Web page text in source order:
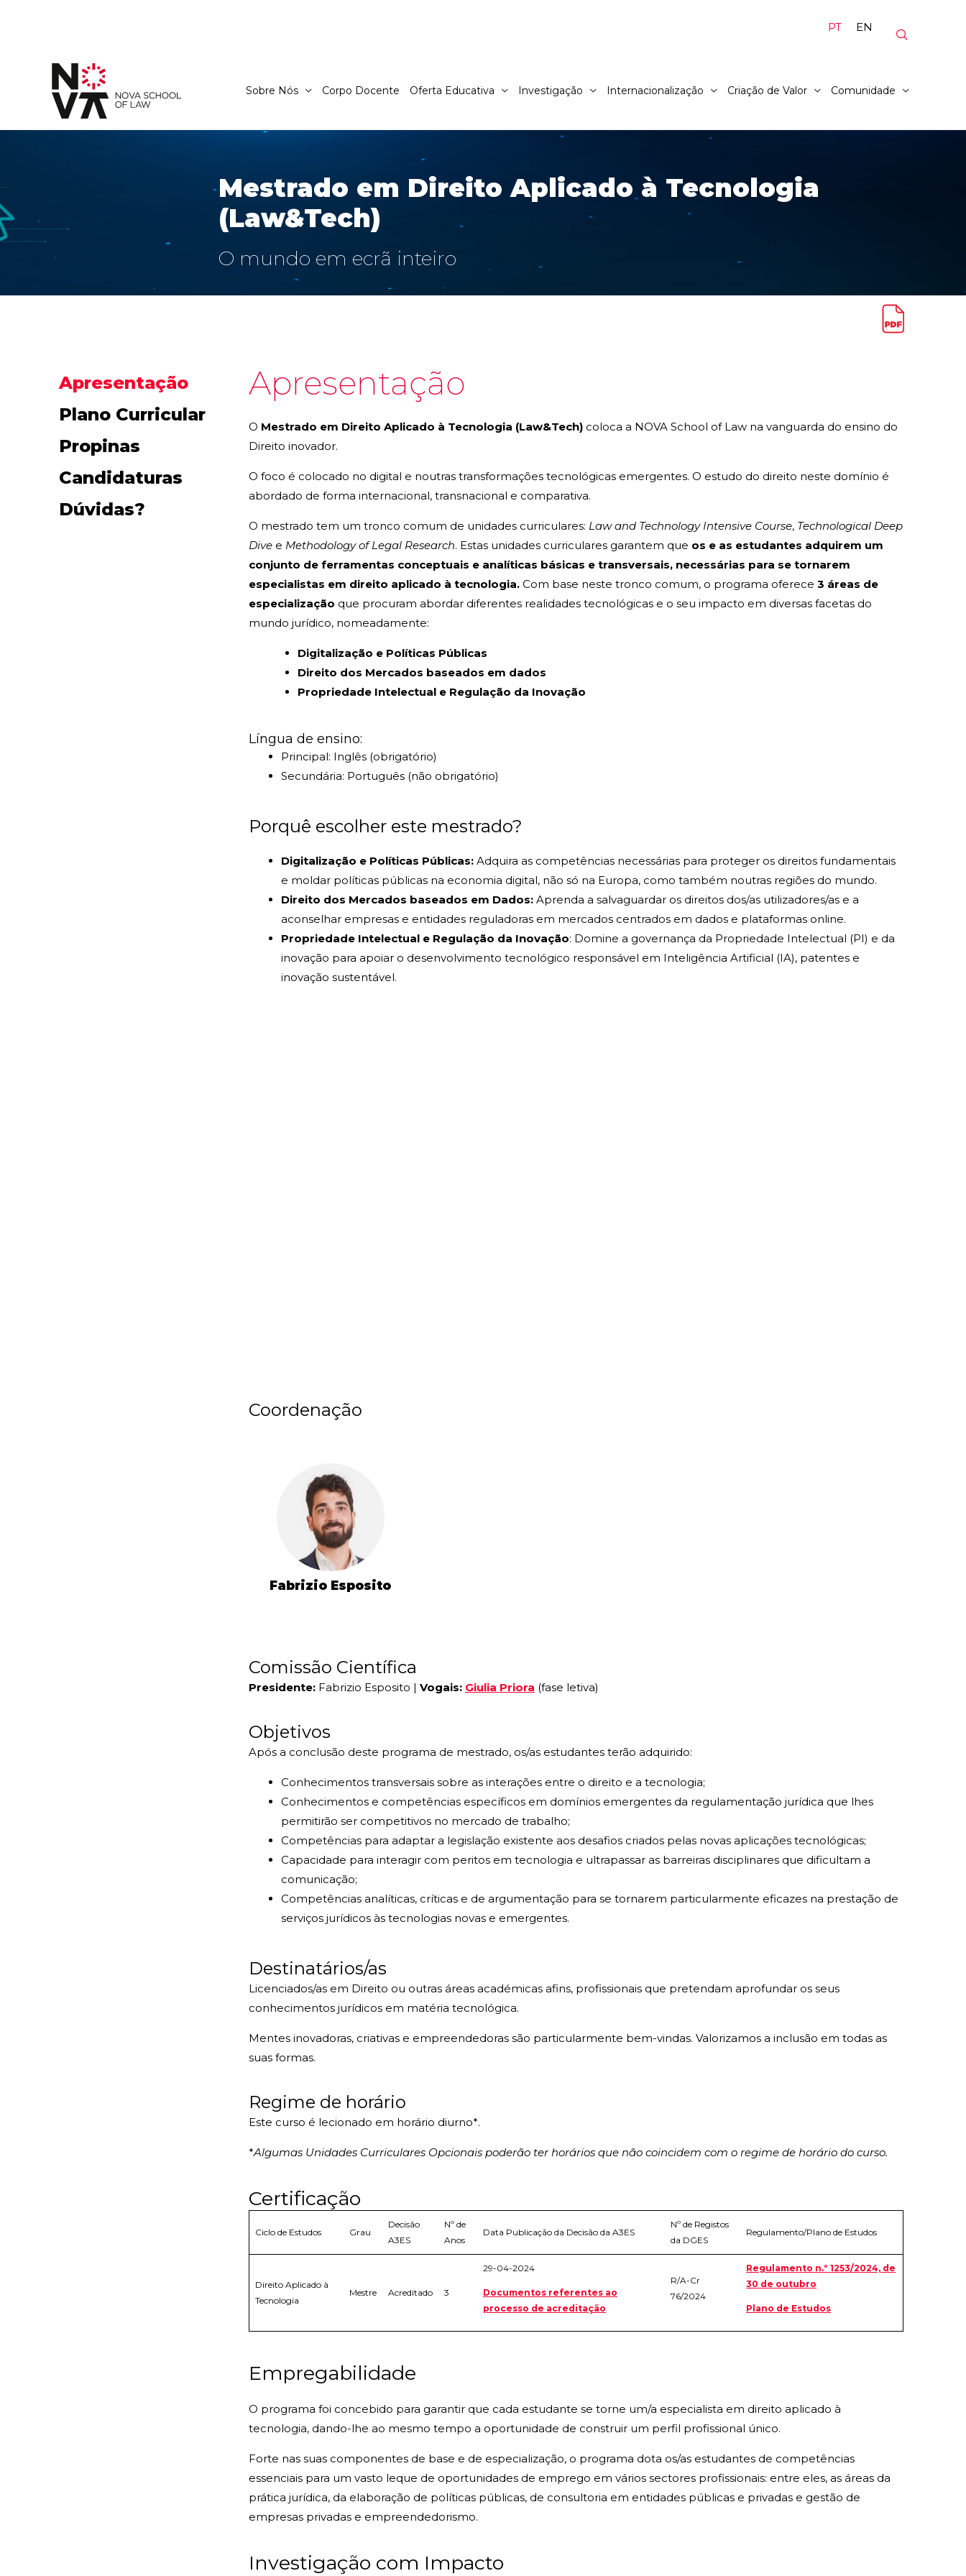
PT EN
Sobre Nós Corpo Docente Oferta Educativa Investigação Internacionalização Criação de Valor Comunidade
Mestrado em Direito Aplicado à Tecnologia
(Law&Tech)
O mundo em ecrã inteiro
Apresentação
Plano Curricular
Propinas
Candidaturas
Dúvidas?
Apresentação
O Mestrado em Direito Aplicado à Tecnologia (Law&Tech) coloca a NOVA School of Law na vanguarda do ensino do
Direito inovador.
O foco é colocado no digital e noutras transformações tecnológicas emergentes. O estudo do direito neste domínio é
abordado de forma internacional, transnacional e comparativa.
O mestrado tem um tronco comum de unidades curriculares: Law and Technology Intensive Course, Technological Deep
Dive e Methodology of Legal Research. Estas unidades curriculares garantem que os e as estudantes adquirem um
conjunto de ferramentas conceptuais e analíticas básicas e transversais, necessárias para se tornarem
especialistas em direito aplicado à tecnologia. Com base neste tronco comum, o programa oferece 3 áreas de
especialização que procuram abordar diferentes realidades tecnológicas e o seu impacto em diversas facetas do
mundo jurídico, nomeadamente:
Digitalização e Políticas Públicas
Direito dos Mercados baseados em dados
Propriedade Intelectual e Regulação da Inovação
Língua de ensino:
Principal: Inglês (obrigatório)
Secundária: Português (não obrigatório)
Porquê escolher este mestrado?
Digitalização e Políticas Públicas: Adquira as competências necessárias para proteger os direitos fundamentais
e moldar políticas públicas na economia digital, não só na Europa, como também noutras regiões do mundo.
Direito dos Mercados baseados em Dados: Aprenda a salvaguardar os direitos dos/as utilizadores/as e a
aconselhar empresas e entidades reguladoras em mercados centrados em dados e plataformas online.
Propriedade Intelectual e Regulação da Inovação: Domine a governança da Propriedade Intelectual (PI) e da
inovação para apoiar o desenvolvimento tecnológico responsável em Inteligência Artificial (IA), patentes e
inovação sustentável.
Coordenação
Fabrizio Esposito
Comissão Científica
Presidente: Fabrizio Esposito | Vogais: Giulia Priora (fase letiva)
Objetivos
Após a conclusão deste programa de mestrado, os/as estudantes terão adquirido:
Conhecimentos transversais sobre as interações entre o direito e a tecnologia;
Conhecimentos e competências específicos em domínios emergentes da regulamentação jurídica que lhes
permitirão ser competitivos no mercado de trabalho;
Competências para adaptar a legislação existente aos desafios criados pelas novas aplicações tecnológicas;
Capacidade para interagir com peritos em tecnologia e ultrapassar as barreiras disciplinares que dificultam a
comunicação;
Competências analíticas, críticas e de argumentação para se tornarem particularmente eficazes na prestação de
serviços jurídicos às tecnologias novas e emergentes.
Destinatários/as
Licenciados/as em Direito ou outras áreas académicas afins, profissionais que pretendam aprofundar os seus
conhecimentos jurídicos em matéria tecnológica.
Mentes inovadoras, criativas e empreendedoras são particularmente bem-vindas. Valorizamos a inclusão em todas as
suas formas.
Regime de horário
Este curso é lecionado em horário diurno*.
*Algumas Unidades Curriculares Opcionais poderão ter horários que não coincidem com o regime de horário do curso.
Certificação
Ciclo de Estudos Grau
Decisão
A3ES
Nº de
Anos
Data Publicação da Decisão da A3ES
Nº de Registos
da DGES
Regulamento/Plano de Estudos
Direito Aplicado à
Tecnologia
Mestre Acreditado 3
29-04-2024
Documentos referentes ao
processo de acreditação
R/A-Cr
76/2024
Regulamento n.º 1253/2024, de
30 de outubro
Plano de Estudos
Empregabilidade
O programa foi concebido para garantir que cada estudante se torne um/a especialista em direito aplicado à
tecnologia, dando-lhe ao mesmo tempo a oportunidade de construir um perfil profissional único.
Forte nas suas componentes de base e de especialização, o programa dota os/as estudantes de competências
essenciais para um vasto leque de oportunidades de emprego em vários sectores profissionais: entre eles, as áreas da
prática jurídica, da elaboração de políticas públicas, de consultoria em entidades públicas e privadas e gestão de
empresas privadas e empreendedorismo.
Investigação com Impacto